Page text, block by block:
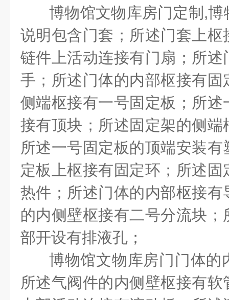
博物馆文物库房门定制 ,博
说明包含门套；所述门套上
链件上活动连接有门扇；所
手；所述门体的内部枢接有
侧端枢接有一号固定板；所
接有顶块；所述固定架的侧
所述一号固定板的顶端安装
定板上枢接有固定环；所述
热件；所述门体的内部枢接
的内侧壁枢接有二号分流块
部开设有排液孔；
博物馆文物库房门门体的
所述气阀件的内侧壁枢接有